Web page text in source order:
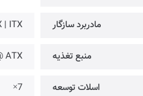
مادربرد سازگار | ITX
منبع تغذیه ATX @ پایین
اسلات توسعه 7×